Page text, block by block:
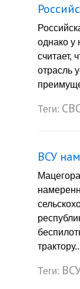
однако у
считает,
отрасль
Теги:
ВСУ
Теги: